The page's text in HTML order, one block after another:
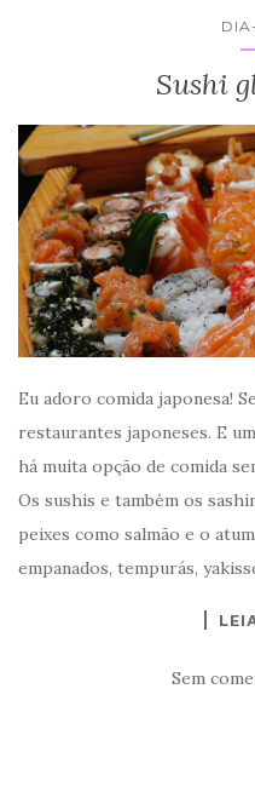
Sushi
Eu adoro comida japonesa!
restaurantes japoneses. E
há muita opção de comida
Os sushis e também os
peixes como salmão e o
empanados, tempurás,
Sem